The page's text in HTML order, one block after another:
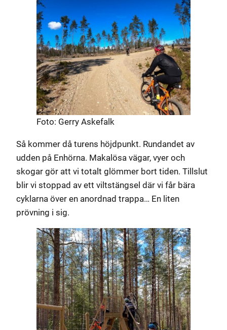
Foto: Gerry Askefalk
Så kommer då turens höjdpunkt. Rundandet av
udden på Enhörna. Makalösa vägar, vyer och
skogar gör att vi totalt glömmer bort tiden. Tillslut
blir vi stoppad av ett viltstängsel där vi får bära
cyklarna över en anordnad trappa… En liten
prövning i sig.